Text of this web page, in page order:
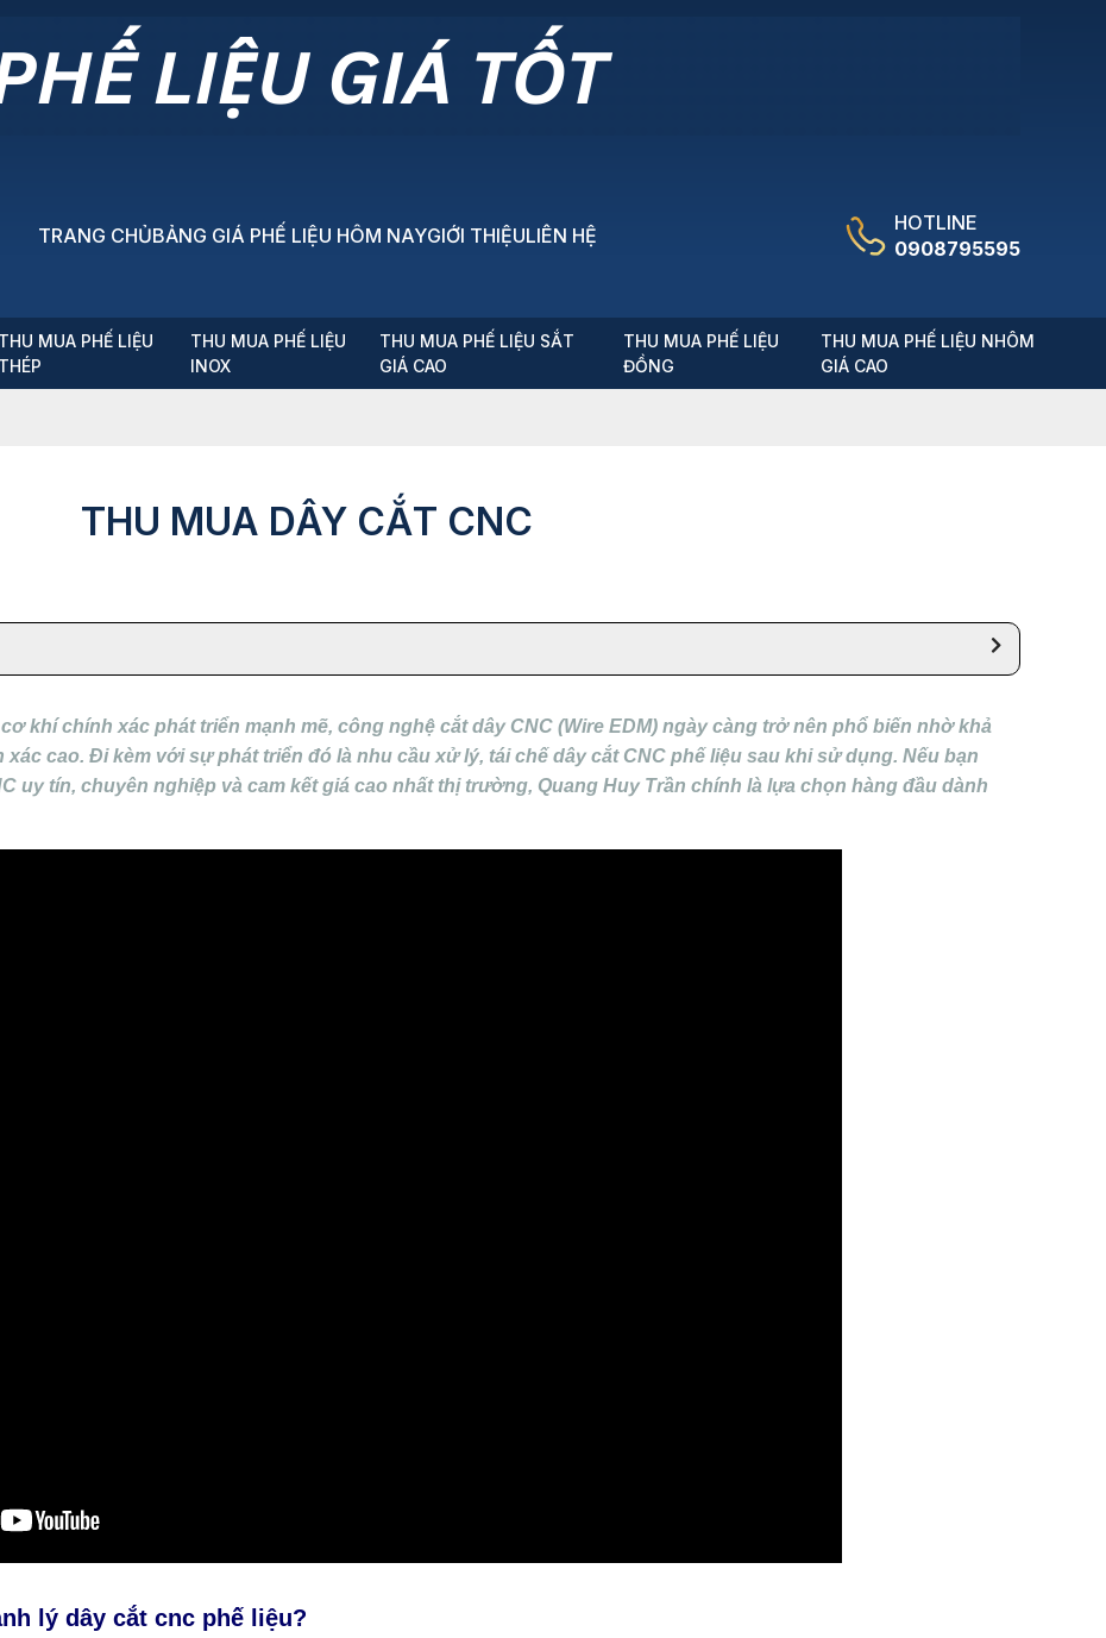
TRANG CHỦBẢNG GIÁ PHẾ LIỆU HÔM NAYGIỚI THIỆULIÊN HỆ
HOTLINE
0908795595
THU MUA PHẾ LIỆU
THÉP
THU MUA PHẾ LIỆU
INOX
THU MUA PHẾ LIỆU SẮT
GIÁ CAO
THU MUA PHẾ LIỆU
ĐỒNG
THU MUA PHẾ LIỆU NHÔM
GIÁ CAO
THU MUA DÂY CẮT CNC
khí chính xác phát triển mạnh mẽ, công nghệ cắt dây CNC (Wire EDM) ngày càng trở nên phổ biến nhờ khả
cao. Đi kèm với sự phát triển đó là nhu cầu xử lý, tái chế dây cắt CNC phế liệu sau khi sử dụng. Nếu bạn
uy tín, chuyên nghiệp và cam kết giá cao nhất thị trường, Quang Huy Trần chính là lựa chọn hàng đầu dành
lý dây cắt cnc phế liệu?